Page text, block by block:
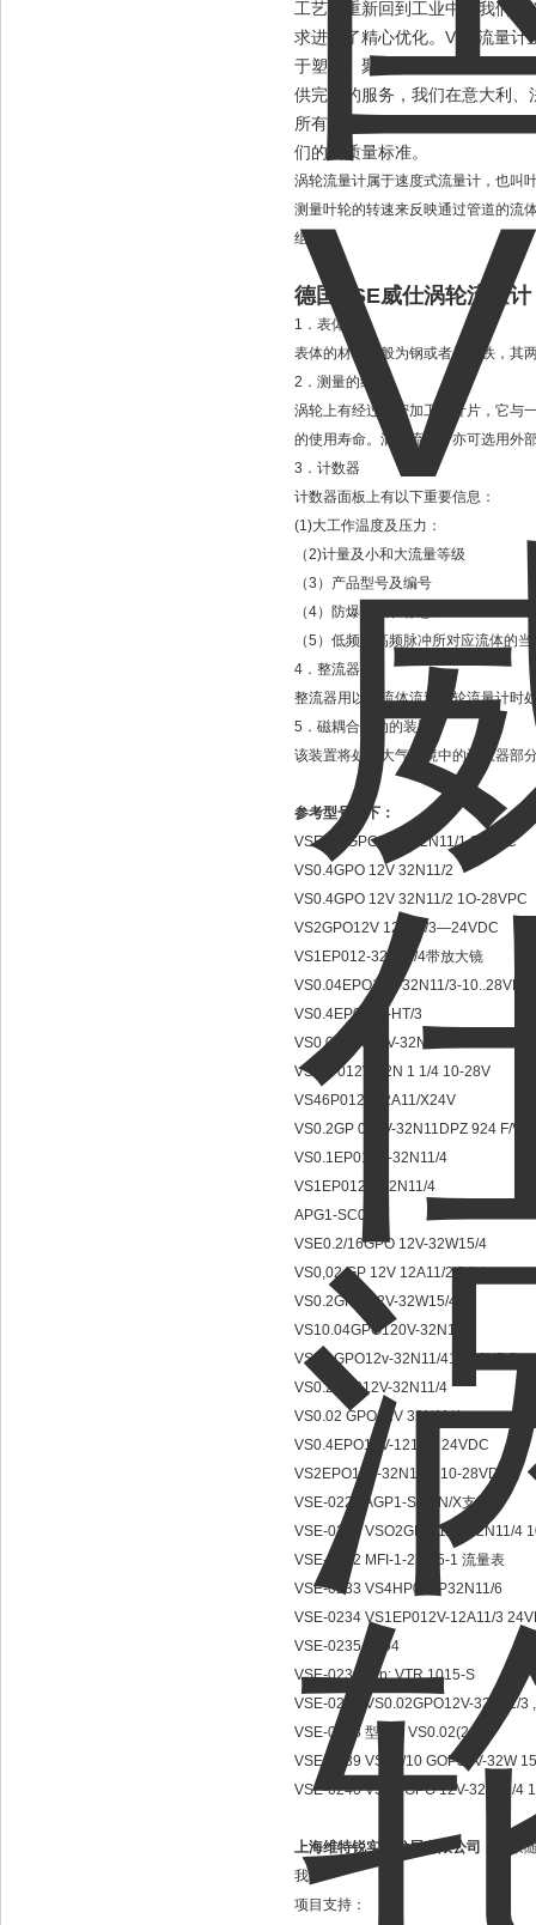
工艺品重新回到工业中。我们
求进行了精心优化。VSE流量
于塑料、聚氨酯、化学、制药
供完整的服务，我们在意大利
所有主要工业国家的客户提供
们的高质量标准。
涡轮流量计属于速度式流量计，也叫
测量叶轮的转速来反映通过管道的流
组成：
德国VSE威仕涡轮流量计
1．表体
表体的材料一般为钢或者是铸铁，其
2．测量的组件
涡轮上有经过精密加工的叶片，它与
的使用寿命。涡轮流量计亦可选用外
3．计数器
计数器面板上有以下重要信息：
(1)大工作温度及压力：
（2)计量及小和大流量等级
（3）产品型号及编号
（4）防爆等级和标志
（5）低频或高频脉冲所对应流体的
4．整流器
整流器用以使流体流过涡轮流量计时
5．磁耦合传动的装置
该装置将处于大气环境中的计数器部
参考型号如下：
VSE 0.4GPO 12V 12N11/1 24VPC
VS0.4GPO 12V 32N11/2
VS0.4GPO 12V 32N11/2 1O-28VPC
VS2GPO12V 12A11/3—24VDC
VS1EP012-32N11/4带放大镜
VS0.04EPO12V-32N11/3-10..28VDC
VS0.4EP012V-HT/3
VS0.02EP012V-32N11/4
VSIGP012V-32N 1 1/4 10-28V
VS46P012V12A11/X24V
VS0.2GP 012V-32N11DPZ 924 F/V
VS0.1EP012E-32N11/4
VS1EP012E-32N11/4
APG1-SC0N/2
VSE0.2/16GPO 12V-32W15/4
VS0,02 GP 12V 12A11/2 24V
VS0.2GPO 12V-32W15/4
VS10.04GPO120V-32N11/3
VS0.1GPO12v-32N11/410-28VDC
VS0.2GP012V-32N11/4
VS0.02 GPO12V 32N11/4
VS0.4EPO12V-1211/1 24VDC
VS2EPO12V-32N11/4 10-28VDC
VSE-0228 AGP1-SDON/X支架
VSE-0231 VSO2GPO 12V 32N11/4
VSE-0232 MFI-1-230-5-1 流量表
VSE-0233 VS4HP033P32N11/6
VSE-0234 VS1EP012V-12A11/3
VSE-0235 EF04
VSE-0236 Typ: VTR 1015-S
VSE-0237 VS0.02GPO12V-32N11/3
VSE-0238 型号：VS0.02(24V)
VSE-0239 VSE2/10 GOP54V-32W
VSE-0240 VS0,2GPO 12V-32N11/4
上海维特锐实业发展有限公司
，发票
我！
项目支持：